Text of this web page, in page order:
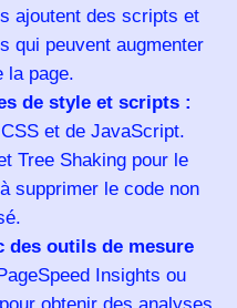
ajoutent des scripts et
qui peuvent augmenter
la page.
de style et scripts :
et de JavaScript.
Tree Shaking pour le
supprimer le code non
des outils de mesure
Insights ou